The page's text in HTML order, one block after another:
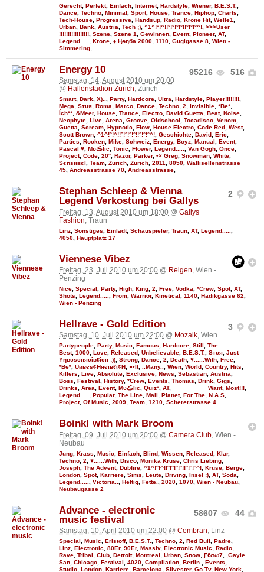
Gerecht, Perfekt, Einfach Internet, Hardstyle Wiener, B.E.S.T.
Dance Techno Minimal Sport, House Trance Hiphop Charts
Tech-House Progressive Handsup Radio Krone Hit, Welle1
Urban Bank Austria Tech ;) ^1^!°!^!!°!°!°!°!!°!°!°^! >>>User
!!!!!!!!!!!!!!!!! Szene Szene 1 Gewinnen Event, Pioneer, AT,
Legend.....
Krone ♦ Ңөηба 2000 1110 Guglgasse 8 Wien -
Simmering
95216 516
Energy 10
Samstag, 14. August 2010 um 20:00
@ Hallenstadion Zürich, Zürich
Smart, Dark X).. Party, Hardcore Ultra Hardstyle Player!!!!!!!!
Mega
Sтυя Roma Marco Dance Techno 2 Invisible *Be*
Ích** &Meer, House Trance Electro David Guetta Beat, Noise
Neophyte Live Arena Groove Oldschool Tocadisco Venom
Guetta
Scream Hypnotic Flow House Electro Code Red West,
Scott Brown ^1^!°!^!!°!°!°!°!!°!°!°^! Geschichte David Eric
Parties
Rocken Mike Schweiz Energy, Boyz Manual Event,
Pascal ♥
MυڪĪīc Tonic Flower, Legend..... Van Gogh Once
Project, Code 20° Razor, Parker, •× Greg Snowman White
Ѕєnѕιιвєl
Team Zürich Zürich 2011 8050 Wallisellenstrasse
45 Andreasstrasse 70 Andreasstrasse
2
Stephan Schleep & Vienna
Legend Verkostung bei Gallys
Freitag, 13. August 2010 um 18:00 @ Gallys
Fashion , Traun
Linz Sonstiges Einlädt, Schauspieler, Traun AT, Legend.....
4050 Hauptplatz 17
Viennese Vibez
Freitag, 23. Juli 2010 um 20:00 @ Reigen, Wien -
Penzing
Nice Special Party, High King 2 Free Vodka *Crew Spot, AT,
Shots
Legend..... From Warrior, Kinetical 1140 Hadikgasse 62
Wien - Penzing
3
Hellrave - Gold Edition
Samstag, 10. Juli 2010 um 22:00 @ Mozaik, Wien
Partypeople, Party, Music, Famous, Hardcore, Still, The
Best, 1000, Love, Released, Unbelievable, B.E.S.T., Sтυя, Just
Υηвєѕċняєîвℓîċн :)), Strong, Dance, 2, Death, ♥......With, Free,
*Be*, Uивєs¢Няєιвℓι¢Н, ●•It, ..Many.., Wien, World, Country, Hits,
Killers, Live, Absolute, Exclusive, News, Sebastian, Austria,
Boss, Festival, History, *Crew, Events, Thomas, Drink, Gigs,
Drinks, Area, Event, MυڪĪīc, Quiz°, AT, Want, Most!!!,
Legend....., Popular, The Line, Mail, Planet, For The, N A S,
Project, Of Music, 2009, Team, 1210, Schererstrasse 4
Boink! with Mark Broom
Freitag, 09. Juli 2010 um 20:00 @ Camera Club , Wien -
Neubau
Jung Krass Music Einfach Blind Wissen Released Klar,
Techno 2 ♥......With Disco Monika Kruse Chris Liebing
Joseph The Advent, Dubfire ^1^!°!^!!°!°!°!°!!°!°!°^! Kruse Berge
London Spot, Karriere Sims Leute Driving Insel :) AT, Soda
Legend.....
Victoria.. Heftig Fette. 2020 1070 Wien - Neubau
Neubaugasse 2
58607 44
Advance - electronic
music festival
Samstag, 10. April 2010 um 22:00 @ Cembran, Linz
Special Music Eristoff, B.E.S.T. Techno 2 Red Bull Padre
Linz Electronic 80Er, 90Er, Massiv, Electronic Music Radio
Rave Tribal Club Detroit, Montreal Urban Snow Ƒℓσω7
,Gayle
San Chicago Festival 4020 Compilation Berlin Events
Studio London Karriere Barcelona Silvester, Go Tv, New York